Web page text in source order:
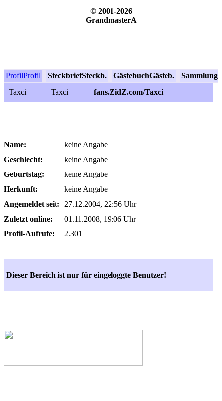
© 2001-2026
GrandmasterA
ProfilProfil SteckbriefSteckb. GästebuchGästeb. Sammlung
Taxci
Taxci fans.ZidZ.com/Taxci
Name:
keine Angabe
Geschlecht:
keine Angabe
Geburtstag:
keine Angabe
Herkunft:
keine Angabe
Angemeldet seit:
27.12.2004, 22:56 Uhr
Zuletzt online:
01.11.2008, 19:06 Uhr
Profil-Aufrufe:
2.301
Dieser Bereich ist nur für eingeloggte Benutzer!